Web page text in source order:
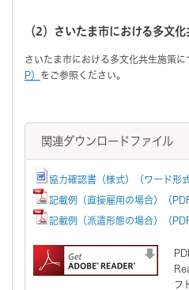
（2）さいたま市における多文
さいたま市における多文化共生施策に
P） をご参照ください。
関連ダウンロードファイル
協力確認書（様式）（ワード形
記載例（直接雇用の場合）（
記載例（派遣形態の場合）（
フ